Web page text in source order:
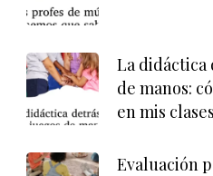
La didáctica
de manos:
en mis
Evaluación